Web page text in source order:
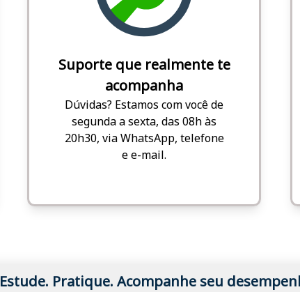
Suporte que realmente te
acompanha
Dúvidas? Estamos com você de
segunda a sexta, das 08h às
20h30, via WhatsApp, telefone
e e-mail.
Estude. Pratique. Acompanhe seu